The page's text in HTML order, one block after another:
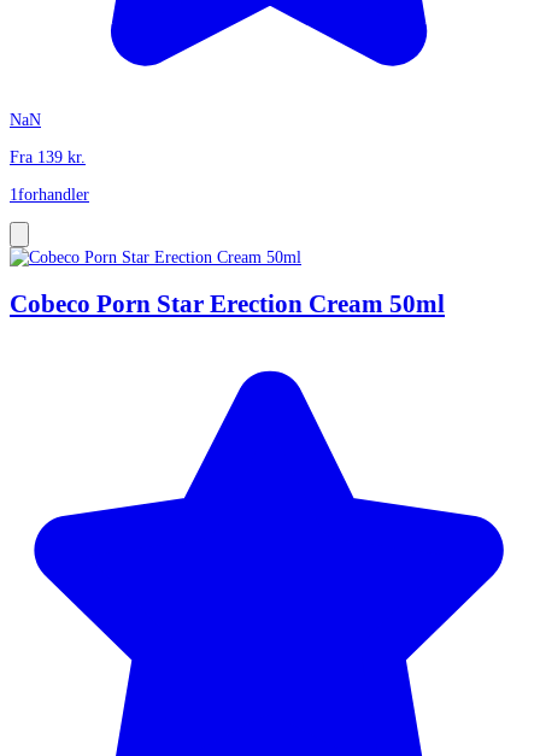
NaN
Fra 139 kr.
1forhandler
Cobeco Porn Star Erection Cream 50ml